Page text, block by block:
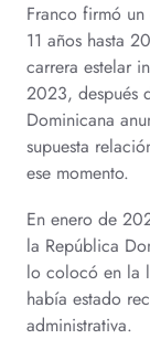
Franco firmó
11 años hasta
carrera estelar
2023, después
Dominicana
supuesta
ese momento.
En enero de
la República
lo colocó en la
había estado
administrativa.